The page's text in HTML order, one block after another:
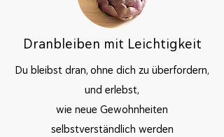
Dranbleiben mit Leichtigkeit
Du bleibst dran, ohne dich zu überfordern,
und erlebst,
wie neue Gewohnheiten
selbstverständlich werden